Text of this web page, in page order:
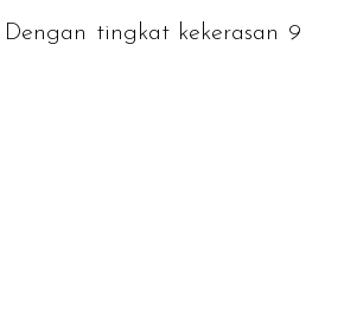
tingkat kekerasan 9